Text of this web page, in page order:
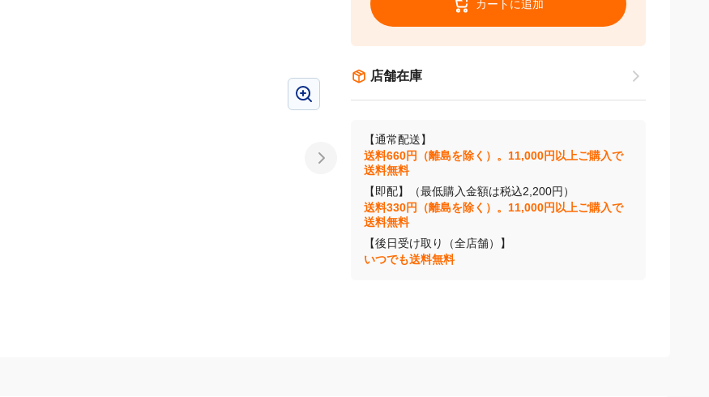
カートに追加
店舗在庫
【通常配送】
送料660円（離島を除く）。11,000円以上ご購入で
送料無料
【即配】（最低購入金額は税込2,200円）
送料330円（離島を除く）。11,000円以上ご購入で
【後日受け取り（全店舗）】